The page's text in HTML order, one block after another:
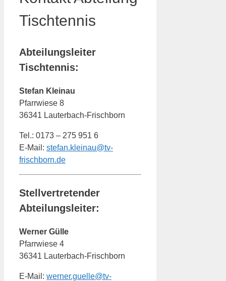
Tischtennis
Abteilungsleiter
Tischtennis:
Stefan Kleinau
Pfarrwiese 8
36341 Lauterbach-Frischborn
Tel.: 0173 – 275 951 6
E-Mail: stefan.kleinau@tv-
frischborn.de
Stellvertretender
Abteilungsleiter:
Werner Gülle
Pfarrwiese 4
36341 Lauterbach-Frischborn
E-Mail: werner.guelle@tv-